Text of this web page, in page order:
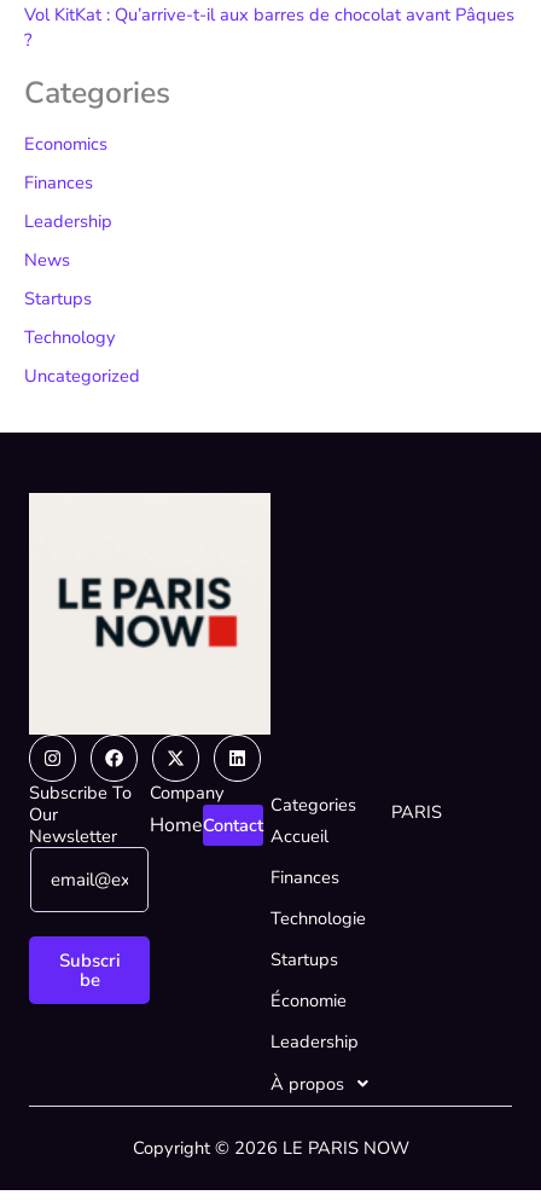
Vol KitKat : Qu’arrive-t-il aux barres de chocolat avant Pâques
?
Categories
Economics
Finances
Leadership
News
Startups
Technology
Uncategorized
InstagramFacebook
X-
twitter
Linkedin
Subscribe To
Our
Newsletter
*
E
m
l
E
a
Subscri
be
Company
HomeContact
Categories
Accueil
Finances
Technologie
Startups
Économie
Leadership
À propos
PARIS
Copyright © 2026 LE PARIS NOW